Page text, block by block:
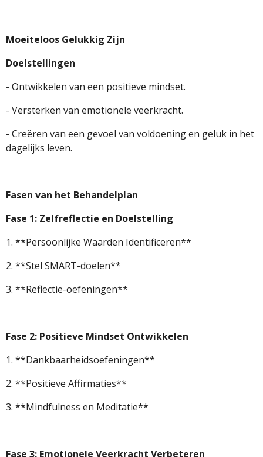
Moeiteloos Gelukkig Zijn
Doelstellingen
- Ontwikkelen van een positieve mindset.
- Versterken van emotionele veerkracht.
- Creëren van een gevoel van voldoening en geluk in het
dagelijks leven.
Fasen van het Behandelplan
Fase 1: Zelfreflectie en Doelstelling
1. **Persoonlijke Waarden Identificeren**
2. **Stel SMART-doelen**
3. **Reflectie-oefeningen**
Fase 2: Positieve Mindset Ontwikkelen
1. **Dankbaarheidsoefeningen**
2. **Positieve Affirmaties**
3. **Mindfulness en Meditatie**
Fase 3: Emotionele Veerkracht Verbeteren